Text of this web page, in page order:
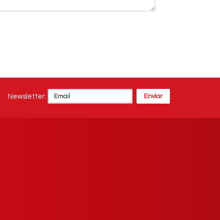
Newsletter: